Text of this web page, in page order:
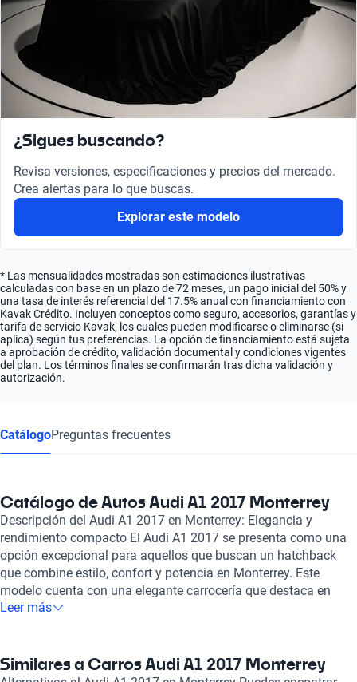
¿Sigues buscando?
Revisa versiones, especificaciones y precios del mercado.
Crea alertas para lo que buscas.
Explorar este modelo
* Las mensualidades mostradas son estimaciones ilustrativas
calculadas con base en un plazo de 72 meses, un pago inicial del 50% y
una tasa de interés referencial del 17.5% anual con financiamiento con
Kavak Crédito. Incluyen conceptos como seguro, accesorios, garantías y
tarifa de servicio Kavak, los cuales pueden modificarse o eliminarse (si
aplica) según tus preferencias. La opción de financiamiento está sujeta
a aprobación de crédito, validación documental y condiciones vigentes
del plan. Los términos finales se confirmarán tras dicha validación y
autorización.
CatálogoPreguntas frecuentes
Catálogo de Autos Audi A1 2017 Monterrey
Descripción del Audi A1 2017 en Monterrey: Elegancia y
rendimiento compacto El Audi A1 2017 se presenta como una
opción excepcional para aquellos que buscan un hatchback
que combine estilo, confort y potencia en Monterrey. Este
modelo cuenta con una elegante carrocería que destaca en
cualquier entorno urbano y un interior que ofrece una
Bajo el capó, el Audi A1 se ofrece con opciones de
motorización que van desde 1.4 hasta 1.8 litros, garantizando
Leer más
Similares a Carros Audi A1 2017 Monterrey